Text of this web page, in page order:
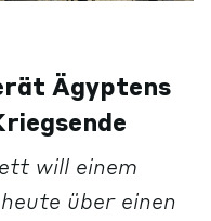
Ägyptens
will einem
über einen